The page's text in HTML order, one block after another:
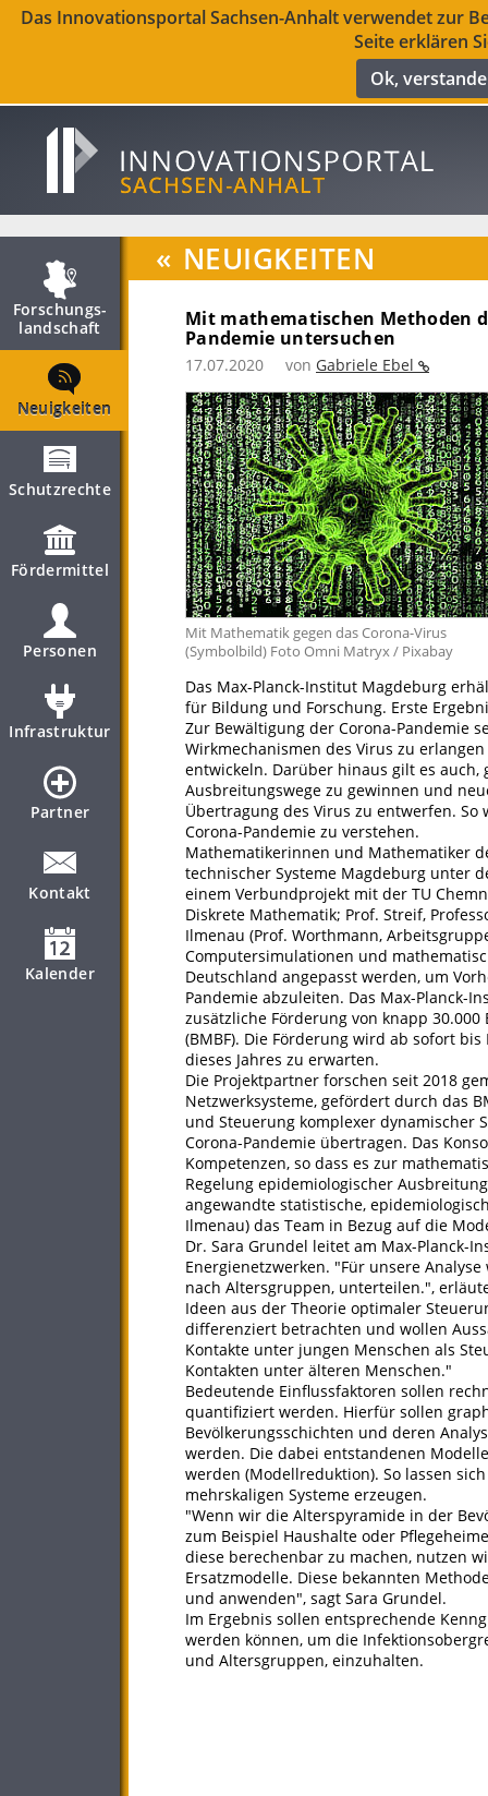
Das Innovationsportal Sachsen-Anhalt verwendet zur
Seite erklären
Ok,
Forschungs­
landschaft
Neuigkeiten
Schutzrechte
Fördermittel
Personen
Infrastruktur
Partner
Kontakt
Kalender
« NEUIGKEITEN
Mit mathematischen Methoden
Pandemie untersuchen
17.07.2020 von Gabriele Ebel
Mit Mathematik gegen das Corona-Virus
(Symbolbild) Foto Omni Matryx / Pixabay
Das Max-Planck-Institut Magdeburg
für Bildung und Forschung. Erste
Zur Bewältigung der Corona-Pandemie
Wirkmechanismen des Virus zu
entwickeln. Darüber hinaus gilt es
Ausbreitungswege zu gewinnen und
Übertragung des Virus zu entwerfen.
Corona-Pandemie zu verstehen.
Mathematikerinnen und Mathematiker
technischer Systeme Magdeburg unter
einem Verbundprojekt mit der TU
Diskrete Mathematik; Prof. Streif,
Ilmenau (Prof. Worthmann,
Computersimulationen und
Deutschland angepasst werden, um
Pandemie abzuleiten. Das Max-Planck-
zusätzliche Förderung von knapp
(BMBF). Die Förderung wird ab sofort
dieses Jahres zu erwarten.
Die Projektpartner forschen seit 2018
Netzwerksysteme, gefördert durch das
und Steuerung komplexer dynamischer
Corona-Pandemie übertragen. Das
Kompetenzen, so dass es zur
Regelung epidemiologischer
angewandte statistische,
Ilmenau) das Team in Bezug auf die
Dr. Sara Grundel leitet am Max-Planck-
Energienetzwerken. "Für unsere
nach Altersgruppen, unterteilen.",
Ideen aus der Theorie optimaler
differenziert betrachten und wollen
Kontakte unter jungen Menschen als
Kontakten unter älteren Menschen."
Bedeutende Einflussfaktoren sollen
quantifiziert werden. Hierfür sollen
Bevölkerungsschichten und deren
werden. Die dabei entstandenen
werden (Modellreduktion). So lassen
mehrskaligen Systeme erzeugen.
"Wenn wir die Alterspyramide in der
zum Beispiel Haushalte oder
diese berechenbar zu machen, nutzen
Ersatzmodelle. Diese bekannten
und anwenden", sagt Sara Grundel.
Im Ergebnis sollen entsprechende
werden können, um die
und Altersgruppen, einzuhalten.